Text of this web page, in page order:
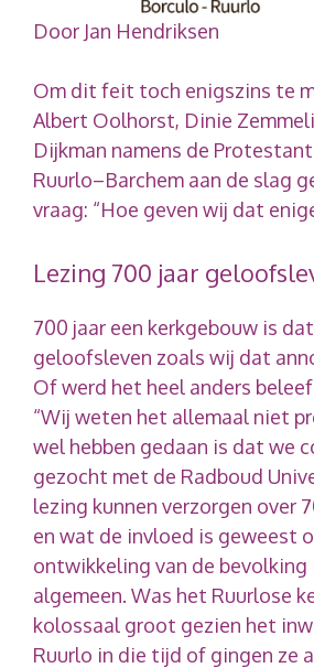
Door Jan Hendriksen
Om dit feit toch enigszins te
Albert Oolhorst, Dinie
Dijkman namens de
Ruurlo–Barchem aan de slag
vraag: “Hoe geven wij dat
Lezing 700 jaar
700 jaar een kerkgebouw is
geloofsleven zoals wij dat
Of werd het heel anders
“Wij weten het allemaal niet
wel hebben gedaan is dat we
gezocht met de Radboud
lezing kunnen verzorgen over
en wat de invloed is geweest
ontwikkeling van de bevolking
algemeen. Was het Ruurlose
kolossaal groot gezien het
Ruurlo in die tijd of gingen ze